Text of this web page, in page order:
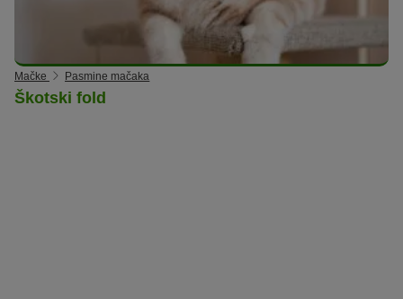
Mačke Pasmine mačaka
Škotski fold